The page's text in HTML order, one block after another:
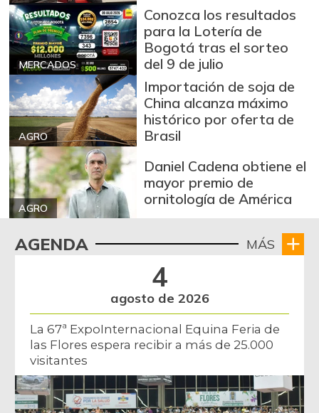
MERCADOS
Conozca los resultados
para la Lotería de
Bogotá tras el sorteo
del 9 de julio
AGRO
Importación de soja de
China alcanza máximo
histórico por oferta de
Brasil
AGRO
Daniel Cadena obtiene el
mayor premio de
ornitología de América
AGENDA MÁS
4
agosto de 2026
La 67ª ExpoInternacional Equina Feria de
las Flores espera recibir a más de 25.000
visitantes